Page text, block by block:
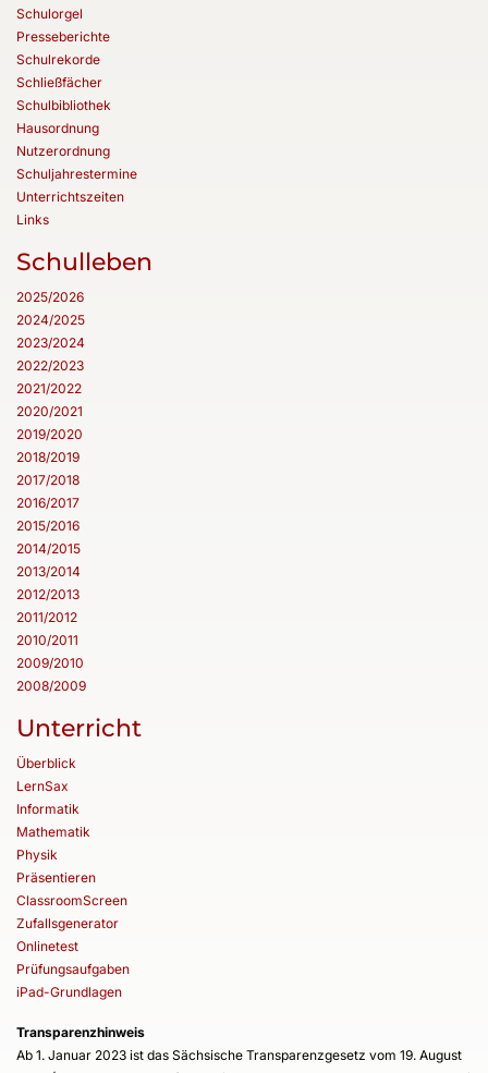
Schulorgel
Presseberichte
Schulrekorde
Schließfächer
Schulbibliothek
Hausordnung
Nutzerordnung
Schuljahrestermine
Unterrichtszeiten
Links
Schulleben
2025/2026
2024/2025
2023/2024
2022/2023
2021/2022
2020/2021
2019/2020
2018/2019
2017/2018
2016/2017
2015/2016
2014/2015
2013/2014
2012/2013
2011/2012
2010/2011
2009/2010
2008/2009
Unterricht
Überblick
LernSax
Informatik
Mathematik
Physik
Präsentieren
ClassroomScreen
Zufallsgenerator
Onlinetest
Prüfungsaufgaben
iPad-Grundlagen
Transparenzhinweis
Ab 1. Januar 2023 ist das Sächsische Transparenzgesetz vom 19. August